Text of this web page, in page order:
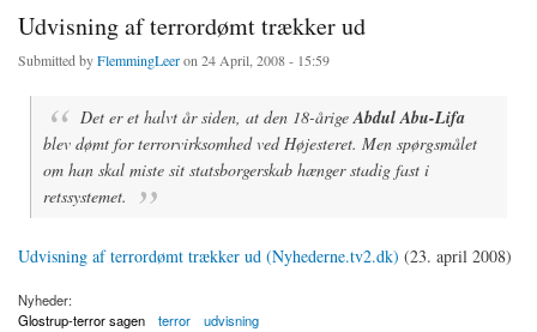
Udvisning af terrordømt trækker ud
Submitted byFlemmingLeeron 24 April, 2008 - 15:59
Det er et halvt år siden, at den 18-årigeAbdul Abu-Lifa
blev dømt for terrorvirksomhed ved Højesteret. Men spørgsmålet
om han skal miste sit statsborgerskab hænger stadig fast i
retssystemet.
Udvisning af terrordømt trækker ud (Nyhederne.tv2.dk) (23. april 2008)
Nyheder:
Glostrup-terror sagen
terror udvisning